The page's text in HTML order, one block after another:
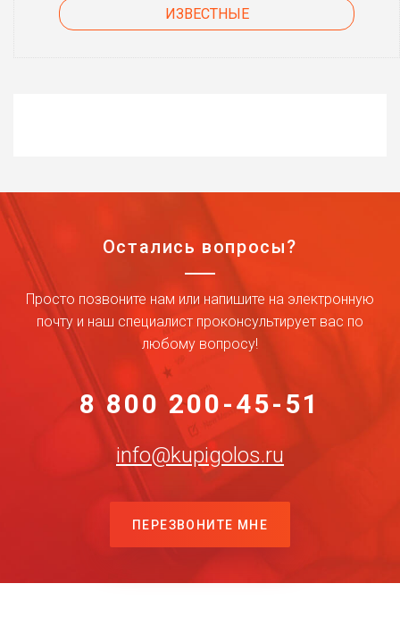
ИЗВЕСТНЫЕ
Остались вопросы?
Просто позвоните нам или напишите на электронную
почту и наш специалист проконсультирует вас по
любому вопросу!
8 800 200-45-51
info@kupigolos.ru
ПЕРЕЗВОНИТЕ МНЕ